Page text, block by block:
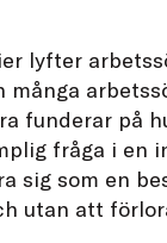
lyfter
många
funderar på
fråga i en
sig som en
utan att